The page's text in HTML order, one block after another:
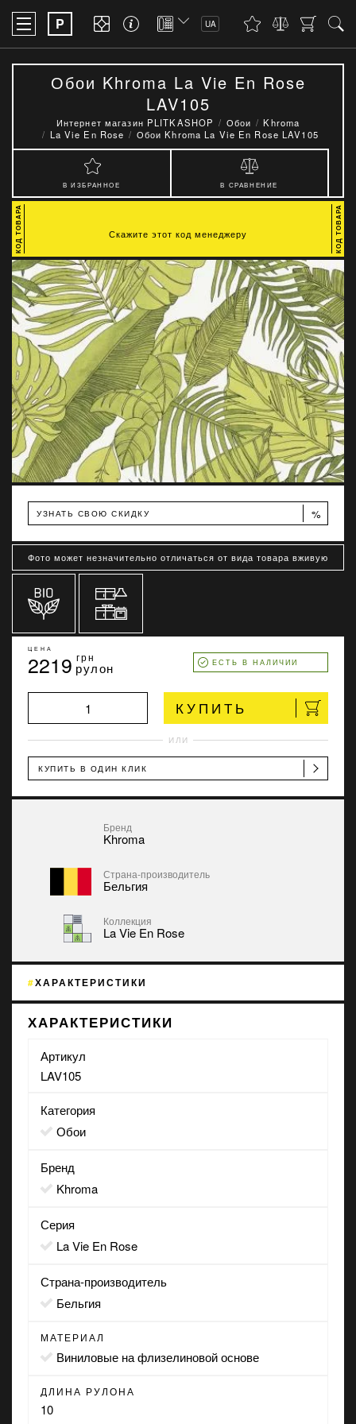
P UA
Обои Khroma La Vie En Rose
LAV105
Интернет магазин PLITKASHOP Обои
Khroma
La Vie En Rose
Обои Khroma La Vie En Rose LAV105
В ИЗБРАННОЕ В СРАВНЕНИЕ
УЗНАТЬ СВОЮ СКИДКУ %
Фото может незначительно отличаться от вида товара вживую
ЦЕНА
2219 грн
рулон ЕСТЬ В НАЛИЧИИ
КУПИТЬ
ИЛИ
КУПИТЬ В ОДИН КЛИК
Бренд
Khroma
Страна-производитель
Бельгия
Коллекция
La Vie En Rose
ХАРАКТЕРИСТИКИ
ХАРАКТЕРИСТИКИ
Артикул
LAV105
Категория
Обои
Бренд
Khroma
Серия
La Vie En Rose
Страна-производитель
Бельгия
МАТЕРИАЛ
виниловые на флизелиновой основе
ДЛИНА РУЛОНА
10
Скажите этот код менеджеру